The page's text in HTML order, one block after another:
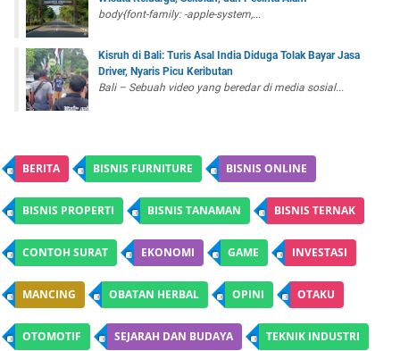
body{font-family: -apple-system,...
Kisruh di Bali: Turis Asal India Diduga Tolak Bayar Jasa
Driver, Nyaris Picu Keributan
Bali – Sebuah video yang beredar di media sosial...
BERITA BISNIS FURNITURE BISNIS ONLINE
BISNIS PROPERTI BISNIS TANAMAN BISNIS TERNAK
CONTOH SURAT EKONOMI GAME INVESTASI
MANCING OBATAN HERBAL OPINI OTAKU
OTOMOTIF SEJARAH DAN BUDAYA TEKNIK INDUSTRI